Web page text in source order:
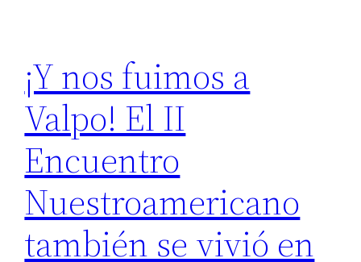
¡Y nos fuimos a
Valpo! El II
Encuentro
Nuestroamericano
también se vivió en